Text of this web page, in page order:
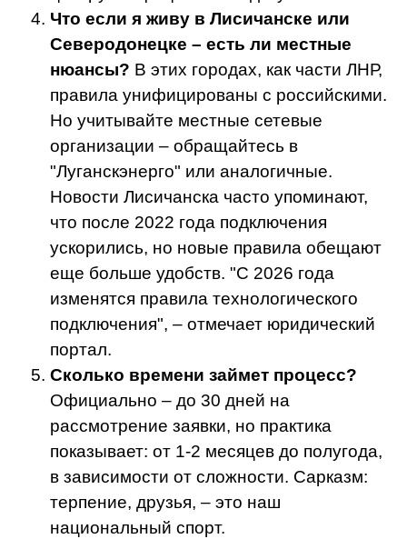
Что если я живу в Лисичанске или
Северодонецке – есть ли местные
нюансы? В этих городах, как части ЛНР,
правила унифицированы с российскими.
Но учитывайте местные сетевые
организации – обращайтесь в
"Луганскэнерго" или аналогичные.
Новости Лисичанска часто упоминают,
что после 2022 года подключения
ускорились, но новые правила обещают
еще больше удобств. "С 2026 года
изменятся правила технологического
подключения", – отмечает юридический
портал.
Сколько времени займет процесс?
Официально – до 30 дней на
рассмотрение заявки, но практика
показывает: от 1-2 месяцев до полугода,
в зависимости от сложности. Сарказм:
терпение, друзья, – это наш
национальный спорт.